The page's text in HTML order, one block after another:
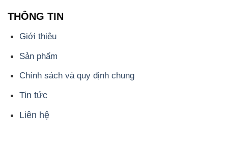
Chính sách và quy định chung
Tin tức
Liên hệ
📞
PHÒNG KINH DOANH - CÔNG TY HÓA CHẤT
ĐẮC TRƯỜNG PHÁT